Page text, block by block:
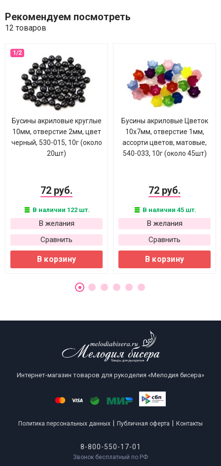
Рекомендуем посмотреть
12 товаров
Бусины акриловые круглые
10мм, отверстие 2мм, цвет
черный, 530-015, 10г (около
20шт)
72 руб.
В наличии 122 шт.
В желания
Сравнить
В корзину
Бусины акриловые Цветок
10х7мм, отверстие 1мм,
ассорти цветов, матовые,
540-033, 10г (около 45шт)
72 руб.
В наличии 45 шт.
В желания
Сравнить
В корзину
Интернет-магазин товаров для рукоделия «Мелодия бисера»
Политика персональных данных Публичная оферта Контакты
8-800-550-17-01
Звонок бесплатный по РФ